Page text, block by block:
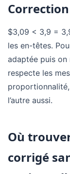
Correction
$3,09 < 3,9 =
les en-têtes.
adaptée puis on
respecte les
l’autre aussi.
Où
corrigé